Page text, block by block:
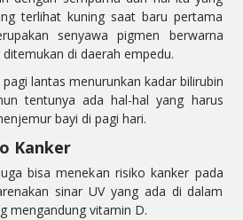
terlihat kuning saat baru pertama
senyawa pigmen berwarna
di daerah empedu.
lantas menurunkan kadar bilirubin
tentunya ada hal-hal yang harus
bayi di pagi hari.
Kanker
bisa menekan risiko kanker pada
sinar UV yang ada di dalam
mengandung vitamin D.